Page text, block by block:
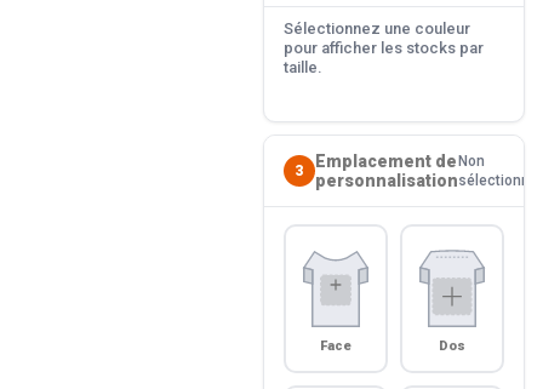
Sélectionnez une couleur
pour afficher les stocks par
taille.
3
Emplacement de
personnalisation
Non
sélectionné
Face Dos